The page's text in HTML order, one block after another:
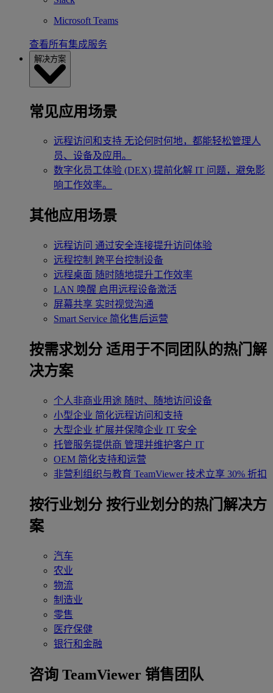
Microsoft Teams
查看所有集成服务
解决方案
常见应用场景
远程访问和支持 无论何时何地，都能轻松管理人
员、设备及应用。
数字化员工体验 (DEX) 提前化解 IT 问题，避免影
响工作效率。
其他应用场景
远程访问 通过安全连接提升访问体验
远程控制 跨平台控制设备
远程桌面 随时随地提升工作效率
LAN 唤醒 启用远程设备激活
屏幕共享 实时视觉沟通
Smart Service 简化售后运营
按需求划分 适用于不同团队的热门解
决方案
个人非商业用途 随时、随地访问设备
小型企业 简化远程访问和支持
大型企业 扩展并保障企业 IT 安全
托管服务提供商 管理并维护客户 IT
OEM 简化支持和运营
非营利组织与教育 TeamViewer 技术立享 30% 折扣
‌按行业划分 按行业划分的热门解决方
案
汽车
农业
物流
制造业
零售
医疗保健
银行和金融
咨询 TeamViewer 销售团队